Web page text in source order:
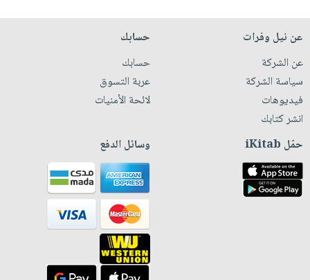
عن نيل وفرات
عن الشركة
سياسة الشركة
فيديوهات
انشر كتابك
حسابك
حسابك
عربة التسوق
لائحة الأمنيات
حمّل iKitab وسائل الدفع